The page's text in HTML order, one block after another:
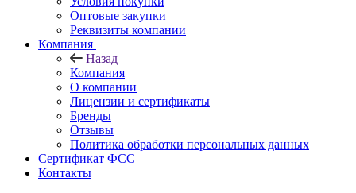
Оптовые закупки
Реквизиты компании
Компания
Назад
Компания
О компании
Лицензии и сертификаты
Бренды
Отзывы
Политика обработки персональных данных
Сертификат ФСС
Контакты